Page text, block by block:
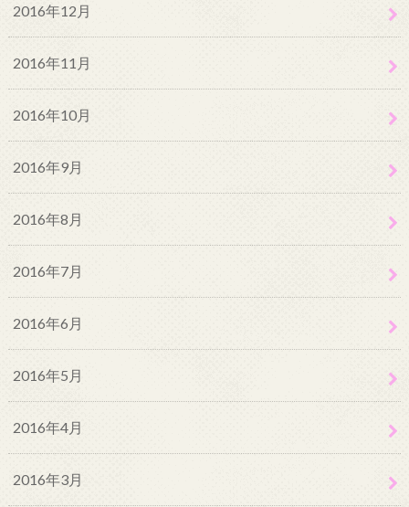
2016年12月
2016年11月
2016年10月
2016年9月
2016年8月
2016年7月
2016年6月
2016年5月
2016年4月
2016年3月